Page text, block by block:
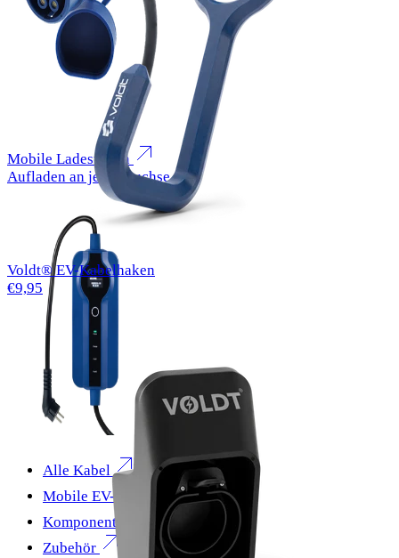
Mobile Ladestation
Aufladen an jeder Buchse
Alle Kabel
Mobile EV-Ladegeräte
Komponenten
Zubehör
Voldt® EV-Kabelhaken
€9,95